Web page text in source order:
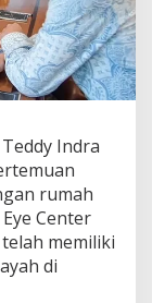
Indra
rumah
Center
memiliki
di